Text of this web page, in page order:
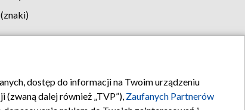
Kontakt
dostęp do informacji na Twoim urządzeniu
dalej również „TVP”), Zaufanych Partnerów